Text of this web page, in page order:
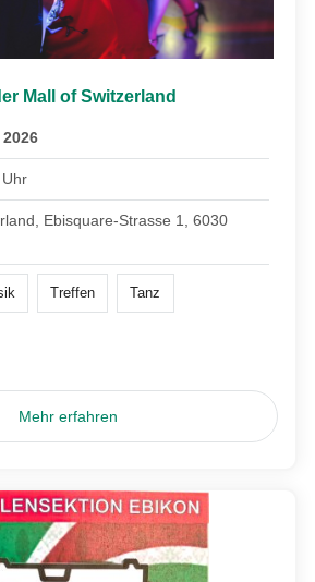
Mall of Switzerland
Ebisquare-Strasse 1, 6030
Treffen Tanz
Mehr erfahren